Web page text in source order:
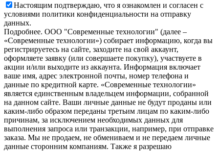
Настоящим подтверждаю, что я ознакомлен и согласен с
условиями политики конфиденциальности на отправку
данных.
Подробнее. OOO "Современные технологии" (далее –
«Современные технологии») собирает информацию, когда вы
регистрируетесь на сайте, заходите на свой аккаунт,
оформляете заявку (или совершаете покупку), участвуете в
акции и/или выходите из аккаунта. Информация включает
ваше имя, адрес электронной почты, номер телефона и
данные по кредитной карте. «Современные технологии»
является единственным владельцем информации, собранной
на данном сайте. Ваши личные данные не будут проданы или
каким-либо образом переданы третьим лицам по каким-либо
причинам, за исключением необходимых данных для
выполнения запроса или транзакции, например, при отправке
заказа. Мы не продаем, не обмениваем и не передаем личные
данные сторонним компаниям. Также я разрешаю